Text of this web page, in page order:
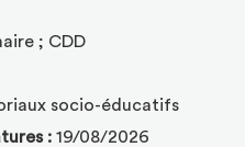
; CDD
socio-éducatifs
: 19/08/2026